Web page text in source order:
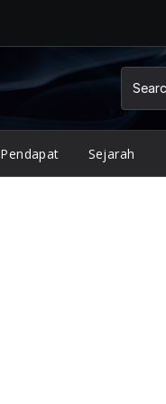
Pendapat Sejarah